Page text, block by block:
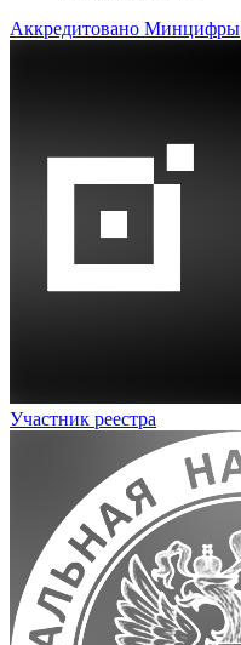
Аккредитовано Минцифры
Участник реестра